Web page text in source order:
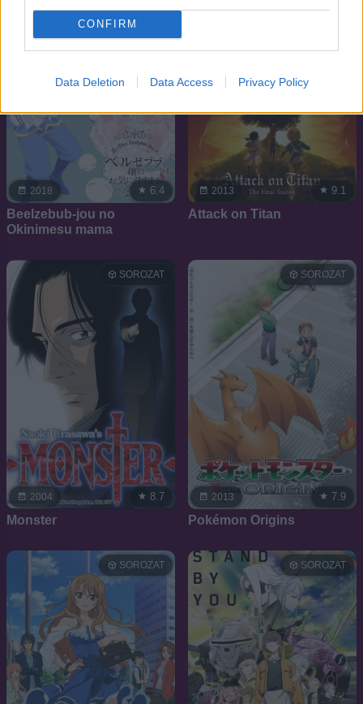
CONFIRM
Data Deletion Data Access Privacy Policy
2018 6.4
Beelzebub-jou no
Okinimesu mama
2013 9.1
Attack on Titan
2004
SOROZAT
8.7
Monster
2013
SOROZAT
7.9
Pokémon Origins
SOROZAT SOROZAT